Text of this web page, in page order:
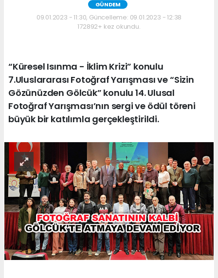
GÜNDEM
09.01.2023 - 11:30, Güncelleme: 09.01.2023 - 12:38
172892+ kez okundu.
“Küresel Isınma - İklim Krizi” konulu
7.Uluslararası Fotoğraf Yarışması ve “Sizin
Gözünüzden Gölcük” konulu 14. Ulusal
Fotoğraf Yarışması’nın sergi ve ödül töreni
büyük bir katılımla gerçekleştirildi.